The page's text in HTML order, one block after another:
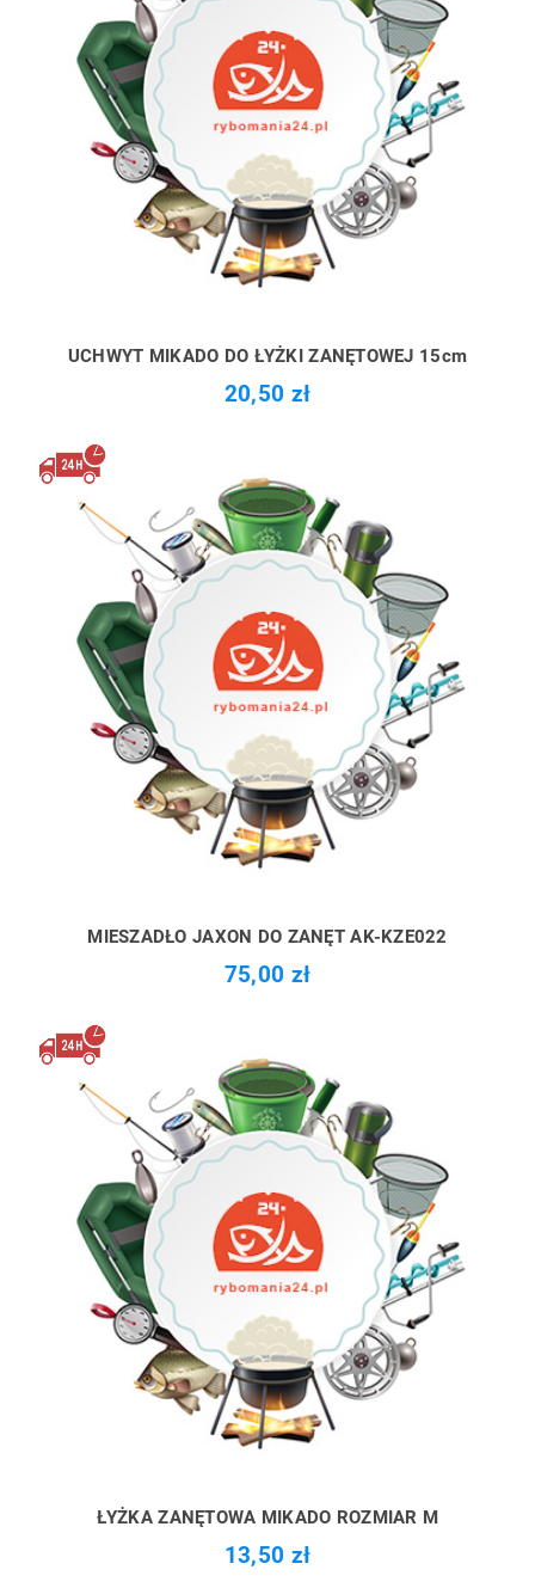
UCHWYT MIKADO DO ŁYŻKI ZANĘTOWEJ 15cm
20,50 zł
MIESZADŁO JAXON DO ZANĘT AK-KZE022
75,00 zł
ŁYŻKA ZANĘTOWA MIKADO ROZMIAR M
13,50 zł